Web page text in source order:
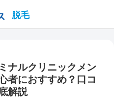
脱毛
ナルクリニックメン
者におすすめ？口コ
解説